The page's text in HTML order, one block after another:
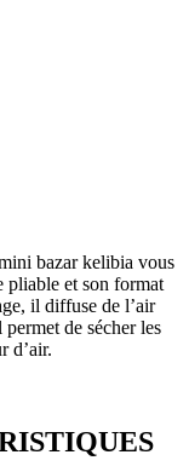
bazar kelibia vous
pliable et son format
il diffuse de l’air
de sécher les
d’air.